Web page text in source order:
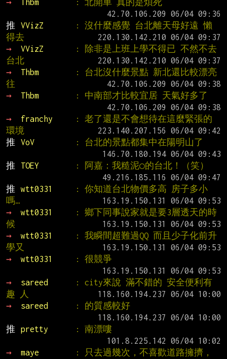
→
Thbm
: 北開車 真的是煩死
推
VVizZ
: 沒什麼感覺 台北離天母好遠 懶
得去
→
VVizZ
: 除非是上班上學不得已 不然不去
台北
→
Thbm
: 台北沒什麼景點 新北還比較漂亮
往
→
Thbm
: 中南部才比較宜居 天氣好多了
→
franchy
: 老了還是不會想待在這麼緊張的
環境
推
VoV
: 台北的景點都集中在陽明山了
推
TOEY
: 阿嘉：我糙泥○的台北！（笑）
推
wtt0331
: 你知道台北物價多高 房子多小
嗎…
→
wtt0331
: 鄉下同事說家就是要3層透天的時
候
→
wtt0331
: 我瞬間超難過QQ 而且少子化前升
學又
→
wtt0331
: 很競爭
→
sareed
: city來說 滿不錯的 安全便利有
趣 人
→
sareed
: 的質感較好
推
pretty
: 南漂嘍
→
maye
: 只去過幾次，不喜歡道路擁擠，